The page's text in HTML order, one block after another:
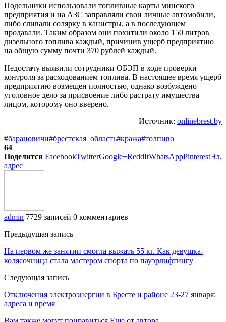
Подельники использовали топливные карты минского
предприятия и на АЗС заправляли свои личные автомобили,
либо сливали солярку в канистры, а в последующем
продавали. Таким образом они похитили около 150 литров
дизельного топлива каждый, причинив ущерб предприятию
на общую сумму почти 370 рублей каждый.
Недостачу выявили сотрудники ОБЭП в ходе проверки
контроля за расходованием топлива. В настоящее время ущерб
предприятию возмещен полностью, однако возбуждено
уголовное дело за присвоение либо растрату имущества
лицом, которому оно вверено.
Источник: onlinebrest.by
#барановичи#брестская_область#кража#толпиво
64
Поделится FacebookTwitterGoogle+ReddItWhatsAppPinterestЭл.
адрес
admin 7729 записей 0 комментариев
Предыдущая запись
На первом же занятии смогла выжать 55 кг. Как девушка-
колясочница стала мастером спорта по пауэрлифтингу
Следующая запись
Отключения электроэнергии в Бресте и районе 23-27 января:
адреса и время